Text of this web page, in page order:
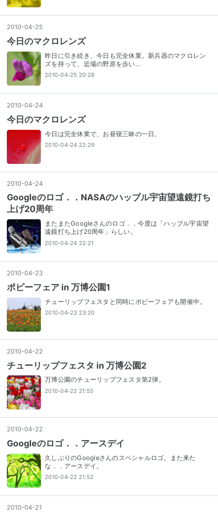
2010-04-25
今日のマクロレンズ
昨日に引き続き、今日も完全休業。新兵器のマクロレン
ズを持って、近場の野原を歩い…
2010-04-25 20:28
2010-04-24
今日のマクロレンズ
今日は完全休業で、お昼寝三昧の一日。
2010-04-24 22:29
2010-04-24
Googleのロゴ．．NASAのハッブル宇宙望遠鏡打ち
上げ20周年
またまたGoogleさんのロゴ．．今度は「ハッブル宇宙望
遠鏡打ち上げ20周年」らしい。
2010-04-24 22:21
2010-04-23
ポピーフェア in 万博公園1
チューリップフェスタと同時にポピーフェアも開催中。
2010-04-23 23:20
2010-04-22
チューリップフェスタ in 万博公園2
万博公園のチューリップフェスタ第2弾。
2010-04-22 21:55
2010-04-22
Googleのロゴ．．アースデイ
久しぶりのGoogleさんのスペシャルロゴ。また来た
な．．アースデイ。
2010-04-22 21:52
2010-04-21